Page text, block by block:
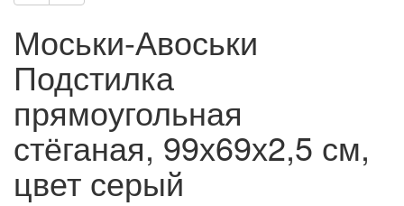
Моськи-Авоськи
Подстилка
прямоугольная
стёганая, 99х69х2,5 см,
цвет серый